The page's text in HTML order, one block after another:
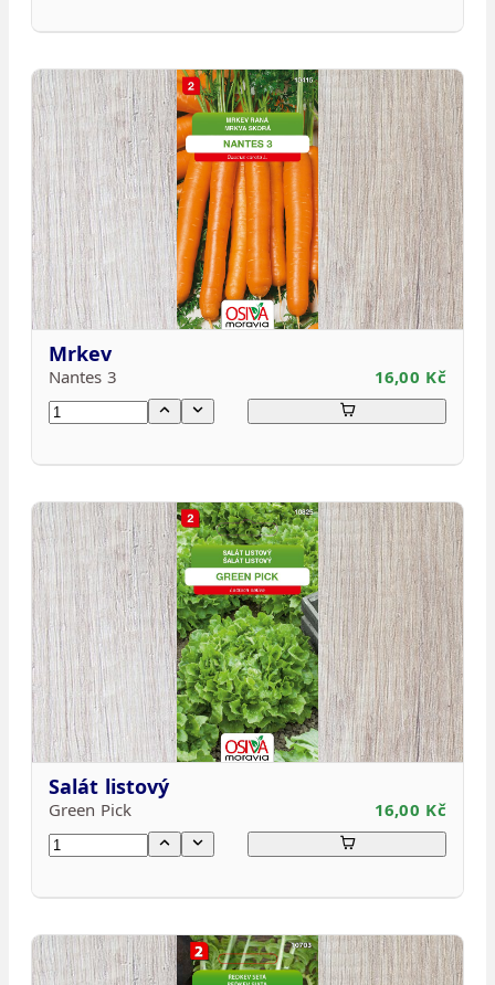
Mrkev
Nantes 3 16,00 Kč
Salát listový
Green Pick 16,00 Kč